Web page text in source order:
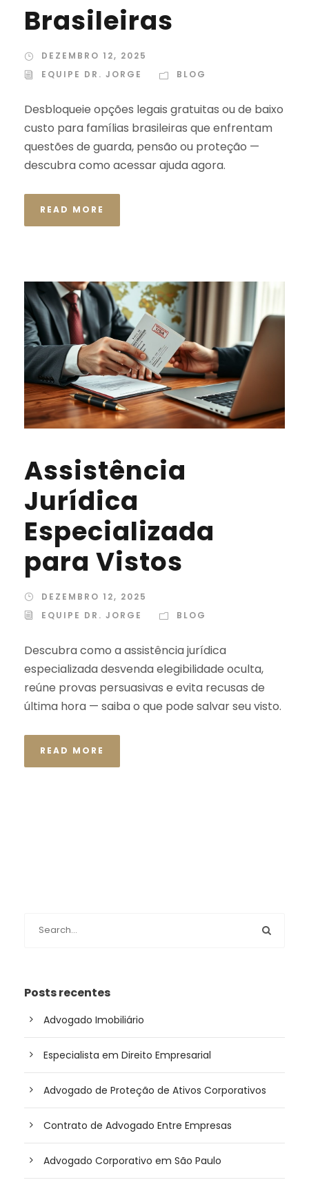
Brasileiras
DEZEMBRO 12, 2025
EQUIPE DR. JORGE
BLOG
Desbloqueie opções legais gratuitas ou de baixo
custo para famílias brasileiras que enfrentam
questões de guarda, pensão ou proteção —
descubra como acessar ajuda agora.
READ MORE
Assistência
Jurídica
Especializada
para Vistos
DEZEMBRO 12, 2025
EQUIPE DR. JORGE
BLOG
Descubra como a assistência jurídica
especializada desvenda elegibilidade oculta,
reúne provas persuasivas e evita recusas de
última hora — saiba o que pode salvar seu visto.
READ MORE
Posts recentes
Advogado Imobiliário
Especialista em Direito Empresarial
Advogado de Proteção de Ativos Corporativos
Contrato de Advogado Entre Empresas
Advogado Corporativo em São Paulo